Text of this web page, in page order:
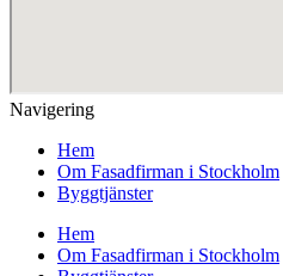
Navigering
Hem
Om Fasadfirman i Stockholm
Byggtjänster
Hem
Om Fasadfirman i Stockholm